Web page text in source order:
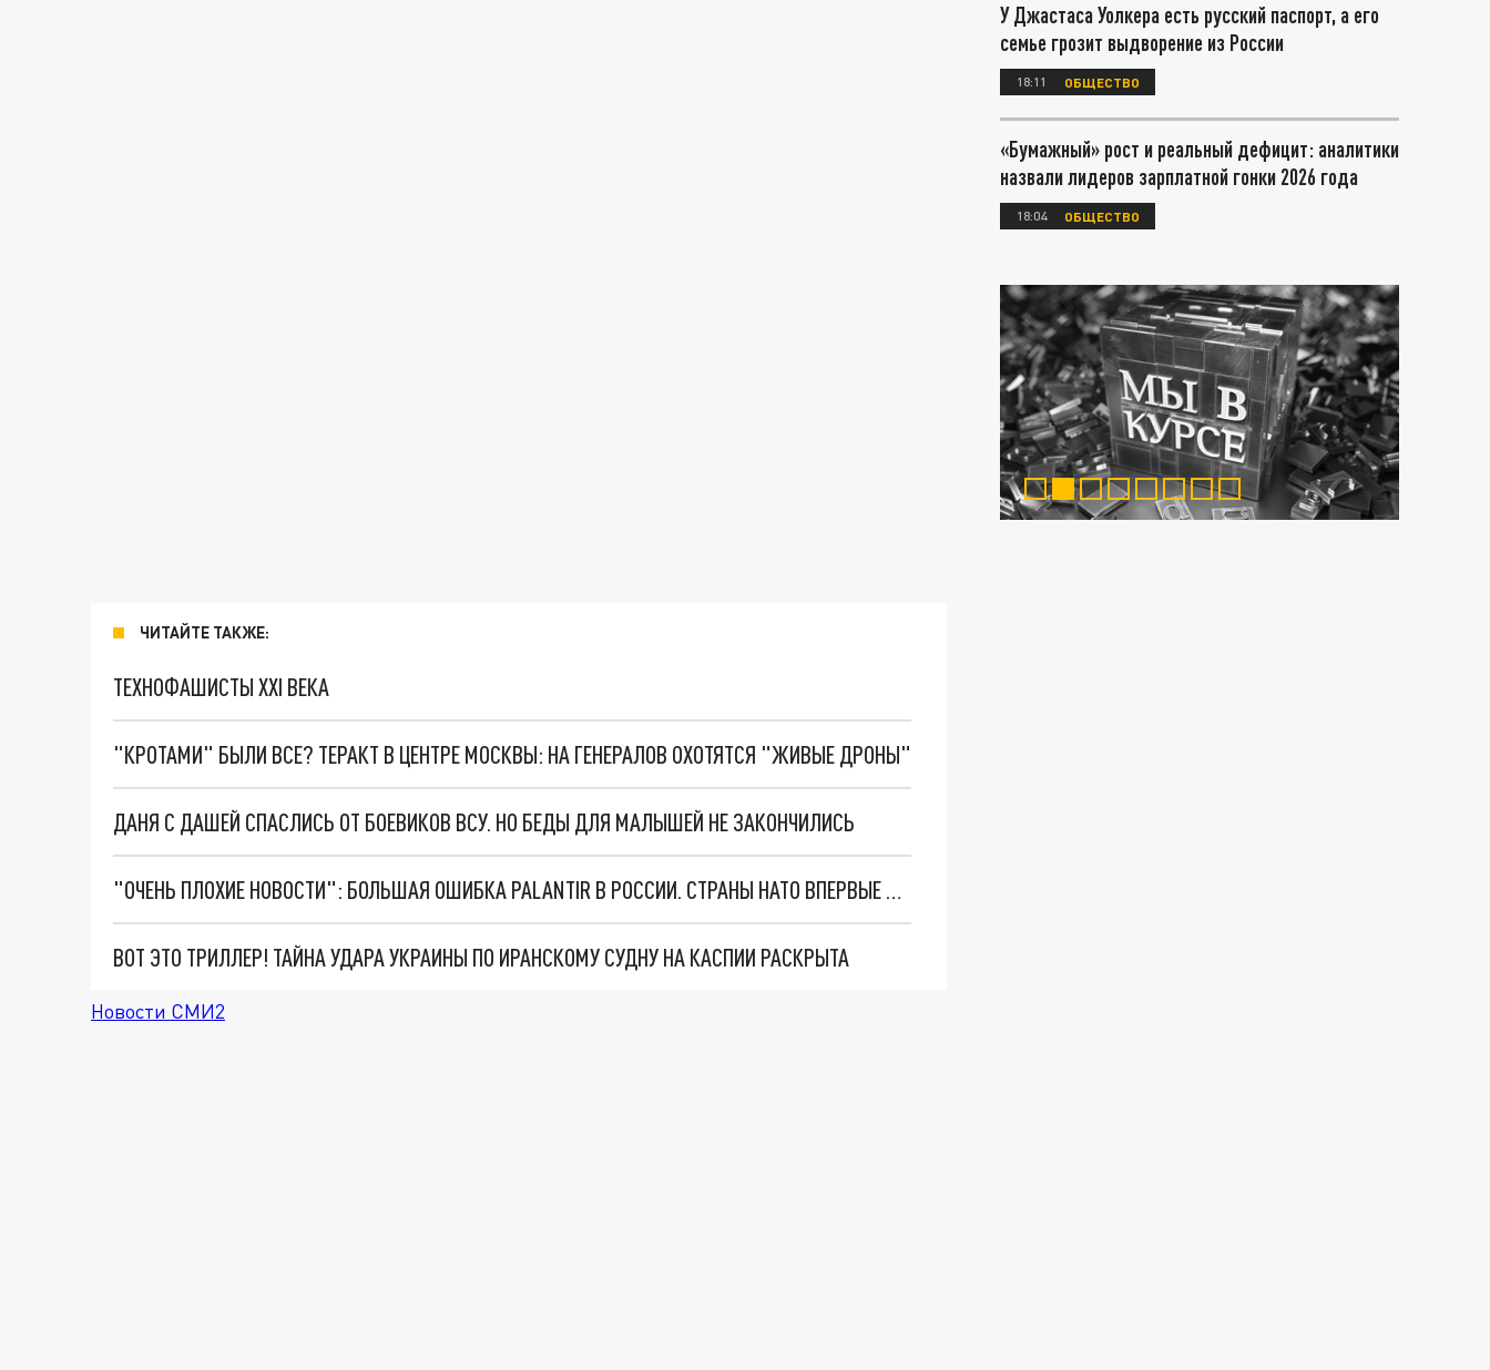
ЧИТАЙТЕ ТАКЖЕ:
ТЕХНОФАШИСТЫ XXI ВЕКА
"КРОТАМИ" БЫЛИ ВСЕ? ТЕРАКТ В ЦЕНТРЕ МОСКВЫ: НА ГЕНЕРАЛОВ ОХОТЯТСЯ "ЖИВЫЕ ДРОНЫ"
ДАНЯ С ДАШЕЙ СПАСЛИСЬ ОТ БОЕВИКОВ ВСУ. НО БЕДЫ ДЛЯ МАЛЫШЕЙ НЕ ЗАКОНЧИЛИСЬ
"ОЧЕНЬ ПЛОХИЕ НОВОСТИ": БОЛЬШАЯ ОШИБКА PALANTIR В РОССИИ. СТРАНЫ НАТО ВПЕРВЫЕ ЗА СВО ОСТАНОВИЛИ ПОСТАВКИ ОРУЖИЯ. ВСУ ТЕРЯЮТ ПРИГРАНИЧЬЕ?
ВОТ ЭТО ТРИЛЛЕР! ТАЙНА УДАРА УКРАИНЫ ПО ИРАНСКОМУ СУДНУ НА КАСПИИ РАСКРЫТА
Новости СМИ2
У Джастаса Уолкера есть русский паспорт, а его
семье грозит выдворение из России
18:11 ОБЩЕСТВО
«Бумажный» рост и реальный дефицит: аналитики
назвали лидеров зарплатной гонки 2026 года
18:04 ОБЩЕСТВО